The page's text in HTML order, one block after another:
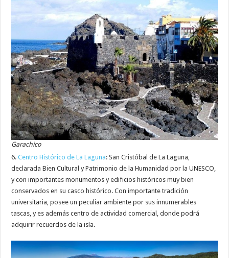
Garachico
6.Centro Histórico de La Laguna: San Cristóbal de La Laguna,
declarada Bien Cultural y Patrimonio de la Humanidad por la UNESCO,
y con importantes monumentos y edificios históricos muy bien
conservados en su casco histórico. Con importante tradición
universitaria, posee un peculiar ambiente por sus innumerables
tascas, y es además centro de actividad comercial, donde podrá
adquirir recuerdos de la isla.